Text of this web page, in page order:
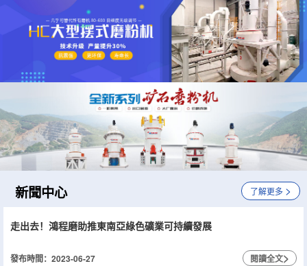
新聞中心 了解更多 >
走出去！鴻程磨助推東南亞綠色礦業可持續發展
發布時間：2023-06-27 閱讀全文>